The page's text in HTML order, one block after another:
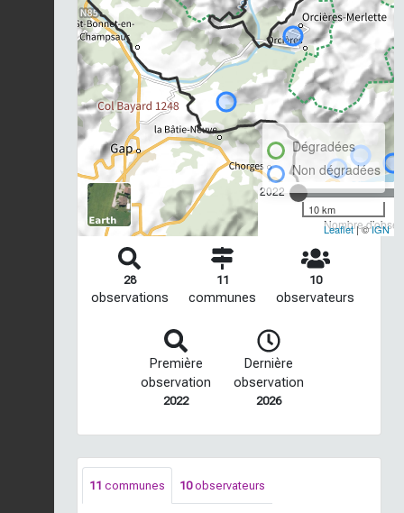
2022
Nombre
Dégradées
Non dégradées
10 km
Leaflet| ©IGN
28
observations
11
communes
10
observateurs
Première
observation
2022
Dernière
observation
2026
11 communes 10observateurs